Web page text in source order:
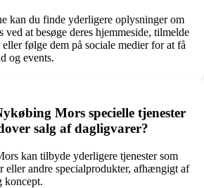
kan du finde yderligere oplysninger om
at besøge deres hjemmeside, tilmelde
følge dem på sociale medier for at få
og events.
Mors specielle tjenester
salg af dagligvarer?
kan tilbyde yderligere tjenester som
eller andre specialprodukter, afhængigt af
koncept.